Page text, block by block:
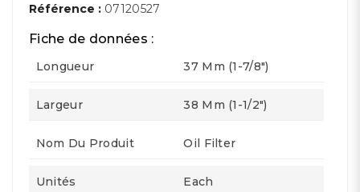
Référence : 07120527
Fiche de données :
Longueur 37 Mm (1-7/8")
Largeur 38 Mm (1-1/2")
Nom Du Produit Oil Filter
Unités Each